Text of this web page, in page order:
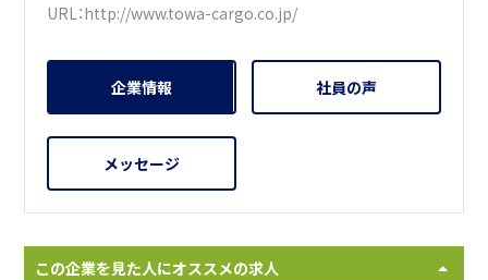
URL：http://www.towa-cargo.co.jp/
企業情報 社員の声
メッセージ
この企業を見た人にオススメの求人